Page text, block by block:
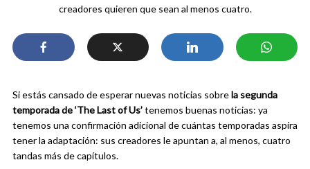
creadores quieren que sean al menos cuatro.
Si estás cansado de esperar nuevas noticias sobrela segunda
temporada de ‘The Last of Us’tenemos buenas noticias: ya
tenemos una confirmación adicional de cuántas temporadas aspira
tener la adaptación: sus creadores le apuntan a, al menos, cuatro
tandas más de capítulos.